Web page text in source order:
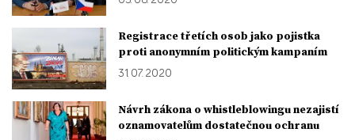
Registrace třetích osob jako pojistka
proti anonymním politickým kampaním
31. 07. 2020
Návrh zákona o whistleblowingu nezajistí
oznamovatelům dostatečnou ochranu